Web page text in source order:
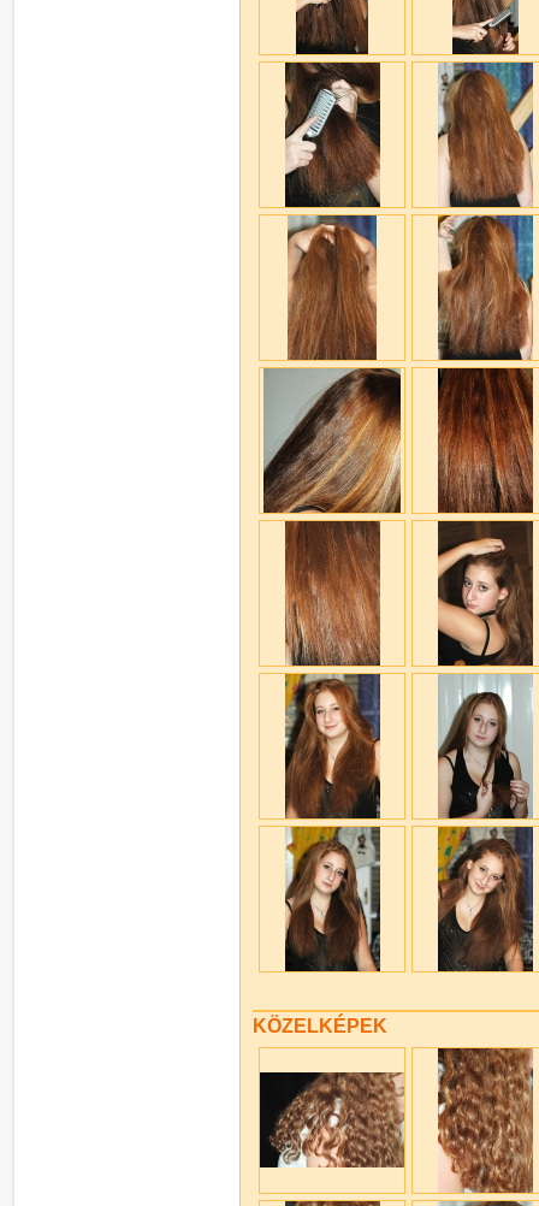
KÖZELKÉPEK